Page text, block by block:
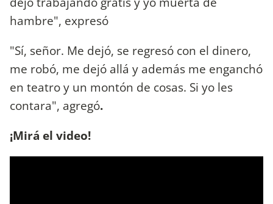
hambre", expresó
"Sí, señor. Me dejó, se regresó con el dinero,
me robó, me dejó allá y además me enganchó
en teatro y un montón de cosas. Si yo les
contara", agregó.
¡Mirá el video!